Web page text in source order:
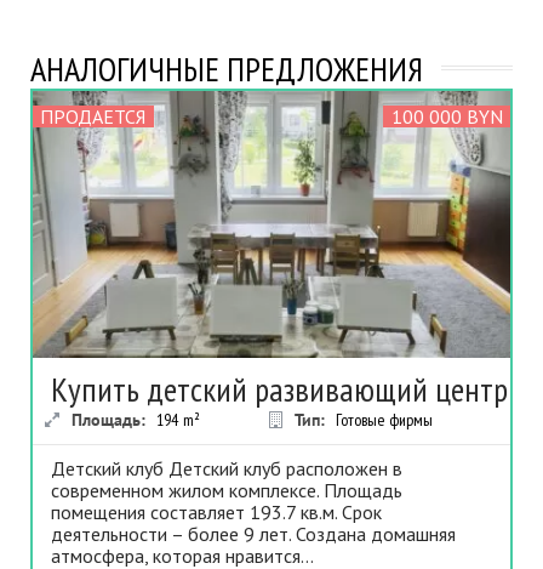
АНАЛОГИЧНЫЕ ПРЕДЛОЖЕНИЯ
ПРОДАЕТСЯ 100 000 BYN
Купить детский развивающий центр
Площадь: 194 m² Тип: Готовые фирмы
Детский клуб Детский клуб расположен в
современном жилом комплексе. Площадь
помещения составляет 193.7 кв.м. Срок
деятельности – более 9 лет. Создана домашняя
атмосфера, которая нравится...